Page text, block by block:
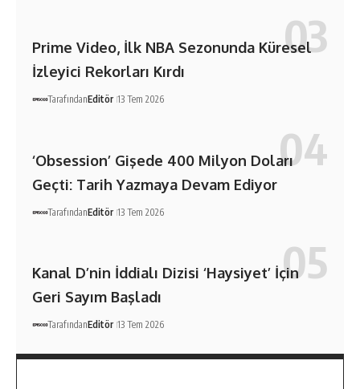
Prime Video, İlk NBA Sezonunda Küresel
İzleyici Rekorları Kırdı
TarafındanEditör 13 Tem 2026
‘Obsession’ Gişede 400 Milyon Doları
Geçti: Tarih Yazmaya Devam Ediyor
TarafındanEditör 13 Tem 2026
Kanal D’nin İddialı Dizisi ‘Haysiyet’ İçin
Geri Sayım Başladı
TarafındanEditör 13 Tem 2026